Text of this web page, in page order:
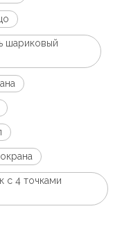
шариковый
с 4 точками